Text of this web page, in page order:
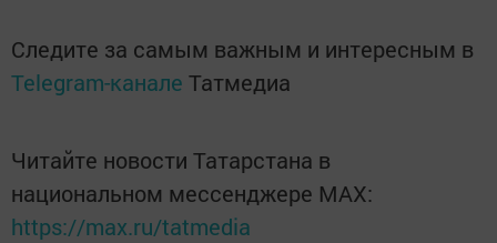
Следите за самым важным и интересным в
Telegram-канале Татмедиа
Читайте новости Татарстана в
национальном мессенджере MАХ:
https://max.ru/tatmedia